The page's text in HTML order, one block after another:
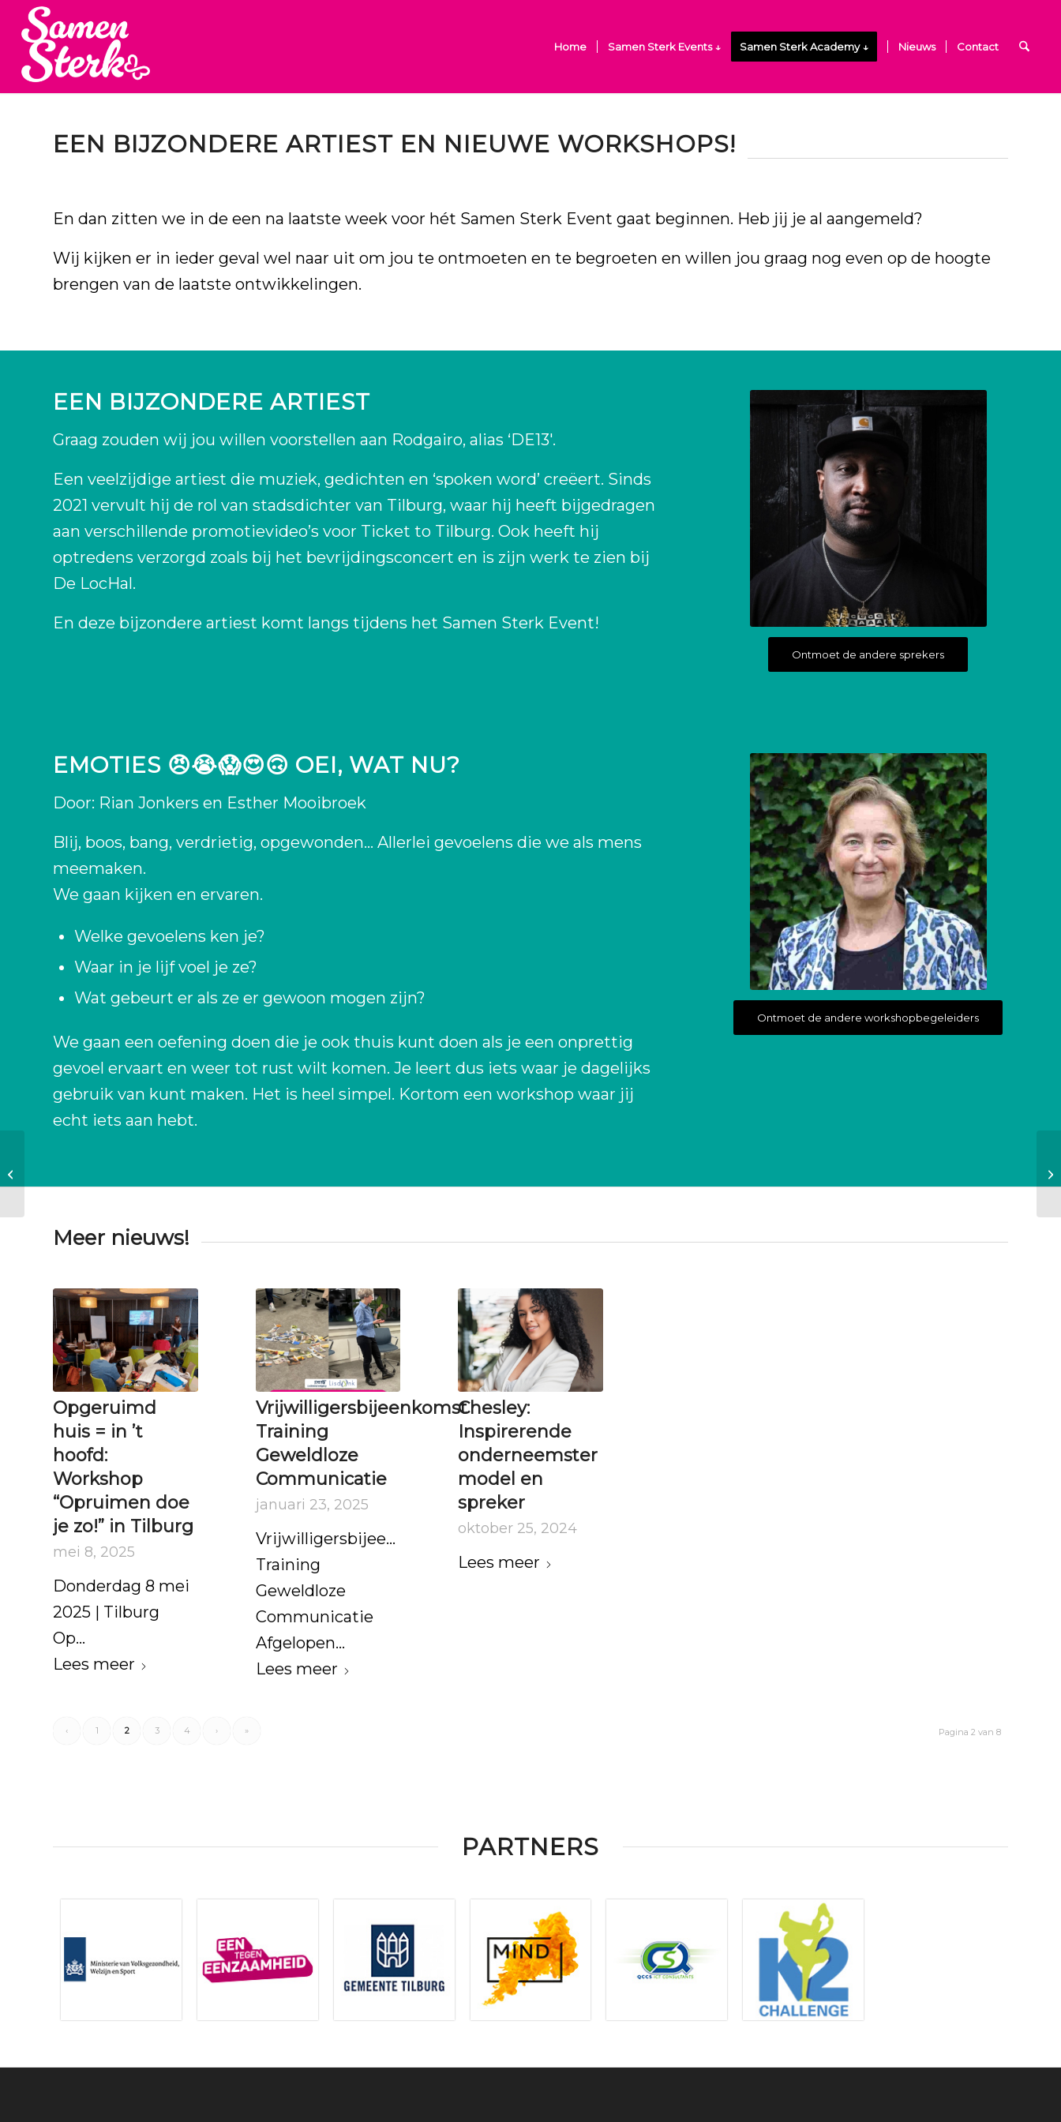
Home Samen Sterk Events ↓ Samen Sterk Academy ↓ Nieuws Contact
EEN BIJZONDERE ARTIEST EN NIEUWE WORKSHOPS!
En dan zitten we in de een na laatste week voor hét Samen Sterk Event gaat beginnen. Heb jij je al aangemeld?
Wij kijken er in ieder geval wel naar uit om jou te ontmoeten en te begroeten en willen jou graag nog even op de hoogte
brengen van de laatste ontwikkelingen.
EEN BIJZONDERE ARTIEST
Graag zouden wij jou willen voorstellen aan Rodgairo, alias ‘DE13′.
Een veelzijdige artiest die muziek, gedichten en ‘spoken word’ creëert. Sinds
2021 vervult hij de rol van stadsdichter van Tilburg, waar hij heeft bijgedragen
aan verschillende promotievideo’s voor Ticket to Tilburg. Ook heeft hij
optredens verzorgd zoals bij het bevrijdingsconcert en is zijn werk te zien bij
De LocHal.
En deze bijzondere artiest komt langs tijdens het Samen Sterk Event!
Ontmoet de andere sprekers
EMOTIES 😠😭😱😍🙃 OEI, WAT NU?
Door: Rian Jonkers en Esther Mooibroek
Blij, boos, bang, verdrietig, opgewonden… Allerlei gevoelens die we als mens
meemaken.
We gaan kijken en ervaren.
Welke gevoelens ken je?
Waar in je lijf voel je ze?
Wat gebeurt er als ze er gewoon mogen zijn?
We gaan een oefening doen die je ook thuis kunt doen als je een onprettig
gevoel ervaart en weer tot rust wilt komen. Je leert dus iets waar je dagelijks
gebruik van kunt maken. Het is heel simpel. Kortom een workshop waar jij
echt iets aan hebt.
Ontmoet de andere workshopbegeleiders
Meer nieuws!
Opgeruimd
huis = in ’t
hoofd:
Workshop
“Opruimen doe
je zo!” in Tilburg
mei 8, 2025
Donderdag 8 mei
2025 | Tilburg
Op…
Lees meer
Vrijwilligersbijeenkomst
Training
Geweldloze
Communicatie
januari 23, 2025
Vrijwilligersbijeenkomst
Training
Geweldloze
Communicatie
Afgelopen…
Lees meer
Chesley:
Inspirerende
onderneemster
model en
spreker
oktober 25, 2024
Lees meer
Pagina 2 van 8
‹ 1 2 3 4 › »
PARTNERS